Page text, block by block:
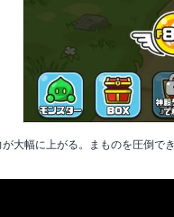
大幅に上がる。まものを圧倒で